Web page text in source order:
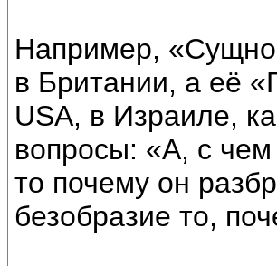
Например,
в Британии, а её
USА, в Израиле,
вопросы: «А, с
то почему он
безобразие то,